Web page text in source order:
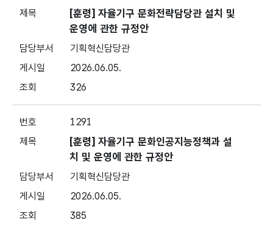
[훈령] 자율기구 문화전략담당관 설치 및
운영에 관한 규정안
기획혁신담당관
2026.06.05.
326
1291
[훈령] 자율기구 문화인공지능정책과 설
치 및 운영에 관한 규정안
기획혁신담당관
2026.06.05.
385